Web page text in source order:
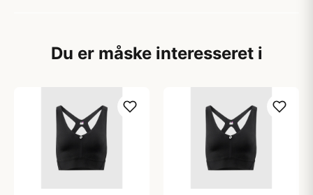
Du er måske interesseret i